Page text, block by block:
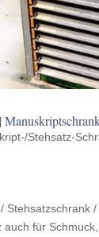
Stehsatz-
Stehsatzschrank
auch für